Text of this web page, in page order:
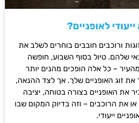
לאופניים?
ורוכבים חובבים בוחרים לשלב את
שלהם. טיול בסוף השבוע, חופשה
– כל אלה הופכים מהנים יותר
זוג האופניים שלך. אך לצד ההנאה,
את האופניים בצורה בטוחה, יציבה
את הרוכבים – וזה בדיוק המקום שבו
ייעודי.